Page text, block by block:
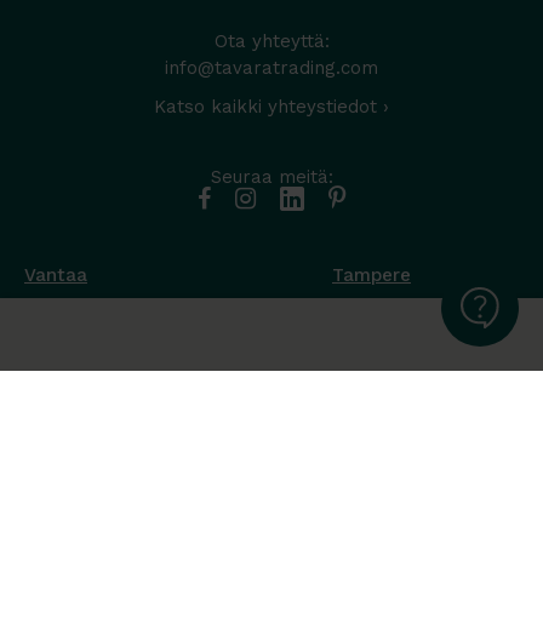
Ota yhteyttä:
info@tavaratrading.com
Katso kaikki yhteystiedot ›
Seuraa meitä:
Vantaa Tampere
Nuutisarankatu 35
33900 Tampere